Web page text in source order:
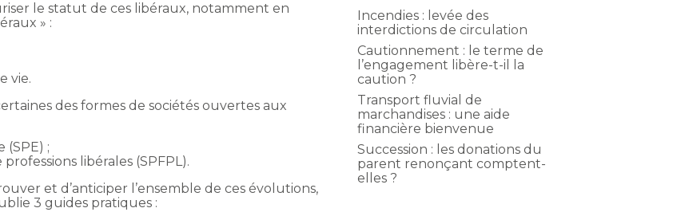
le statut de ces libéraux, notamment en
» :
vie.
des formes de sociétés ouvertes aux
(SPE) ;
libérales (SPFPL).
et d’anticiper l’ensemble de ces évolutions,
3 guides pratiques :
Incendies : levée des
interdictions de circulation
Cautionnement : le terme de
l’engagement libère-t-il la
caution ?
Transport fluvial de
marchandises : une aide
financière bienvenue
Succession : les donations du
parent renonçant comptent-
elles ?